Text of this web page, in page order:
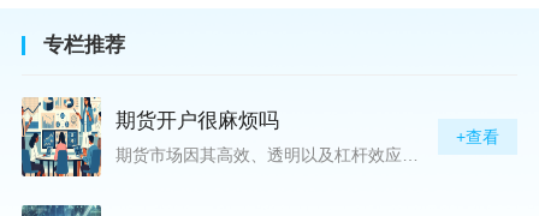
专栏推荐
期货开户很麻烦吗
+查看